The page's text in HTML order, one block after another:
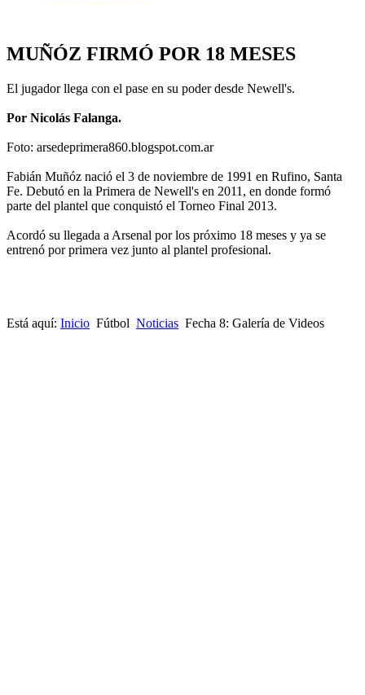
MUÑÓZ FIRMÓ POR 18 MESES
El jugador llega con el pase en su poder desde Newell's.
Por Nicolás Falanga.
Foto: arsedeprimera860.blogspot.com.ar
Fabián Muñóz nació el 3 de noviembre de 1991 en Rufino, Santa
Fe. Debutó en la Primera de Newell's en 2011, en donde formó
parte del plantel que conquistó el Torneo Final 2013.
Acordó su llegada a Arsenal por los próximo 18 meses y ya se
entrenó por primera vez junto al plantel profesional.
Está aquí: Inicio Fútbol Noticias Fecha 8: Galería de Videos